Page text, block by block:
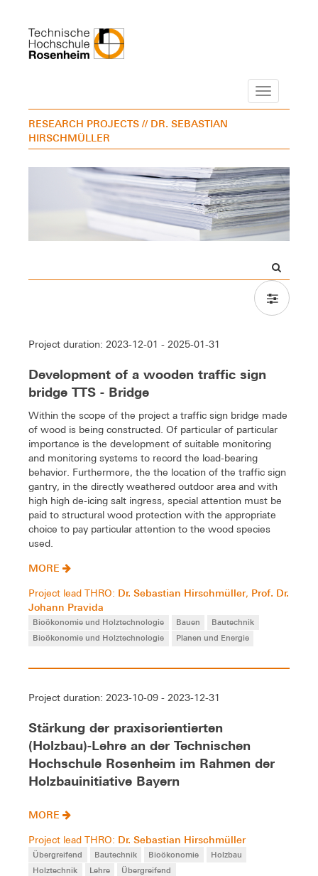
Navigation
RESEARCH PROJECTS // DR. SEBASTIAN
HIRSCHMÜLLER
Project duration: 2023-12-01 - 2025-01-31
Development of a wooden traffic sign
bridge TTS - Bridge
Within the scope of the project a traffic sign bridge made
of wood is being constructed. Of particular of particular
importance is the development of suitable monitoring
and monitoring systems to record the load-bearing
behavior. Furthermore, the the location of the traffic sign
gantry, in the directly weathered outdoor area and with
high high de-icing salt ingress, special attention must be
paid to structural wood protection with the appropriate
choice to pay particular attention to the wood species
used.
MORE
Project lead THRO: Dr. Sebastian Hirschmüller, Prof. Dr.
Johann Pravida
Bioökonomie und Holztechnologie Bauen
Bautechnik
Bioökonomie und Holztechnologie
Planen und Energie
Project duration: 2023-10-09 - 2023-12-31
Stärkung der praxisorientierten
(Holzbau)-Lehre an der Technischen
Hochschule Rosenheim im Rahmen der
Holzbauinitiative Bayern
MORE
Project lead THRO: Dr. Sebastian Hirschmüller
Übergreifend Bautechnik Bioökonomie
Holzbau
Holztechnik
Lehre Übergreifend